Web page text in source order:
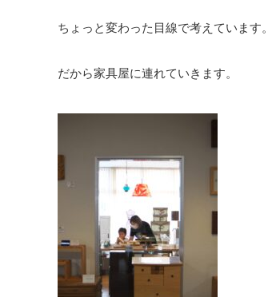
ちょっと変わった目線で考えています。
だから家具屋に連れていきます。